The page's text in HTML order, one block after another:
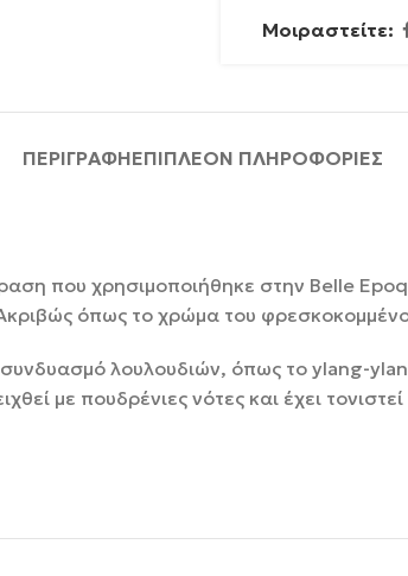
Μοιραστείτε:
ΠΕΡΙΓΡΑΦΉΕΠΙΠΛΈΟΝ ΠΛΗΡΟΦΟΡΊΕΣ
που χρησιμοποιήθηκε στην Belle
όπως το χρώμα του
λουλουδιών, όπως το ylang-
με πουδρένιες νότες και έχει